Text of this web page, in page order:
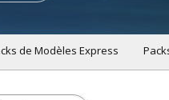
de Modèles Express